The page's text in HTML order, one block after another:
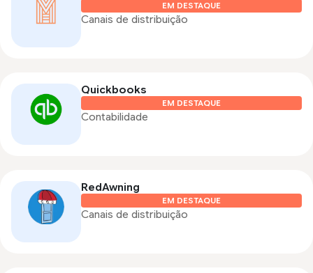
EM DESTAQUE
Canais de distribuição
Quickbooks
EM DESTAQUE
Contabilidade
RedAwning
EM DESTAQUE
Canais de distribuição